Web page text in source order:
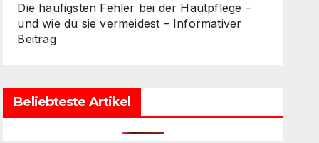
Die häufigsten Fehler bei der Hautpflege –
und wie du sie vermeidest – Informativer
Beitrag
Beliebteste Artikel